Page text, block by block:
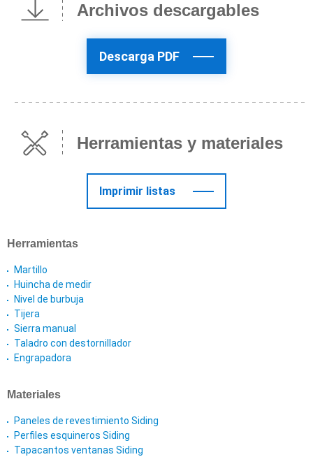
Archivos descargables
Descarga PDF
Herramientas y materiales
Imprimir listas
Herramientas
Martillo
Huincha de medir
Nivel de burbuja
Tijera
Sierra manual
Taladro con destornillador
Engrapadora
Materiales
Paneles de revestimiento Siding
Perfiles esquineros Siding
Tapacantos ventanas Siding